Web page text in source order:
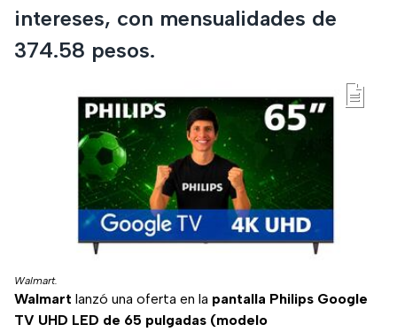
intereses, con mensualidades de
374.58 pesos.
Walmart.
Walmart lanzó una oferta en la pantalla Philips Google
TV UHD LED de 65 pulgadas (modelo